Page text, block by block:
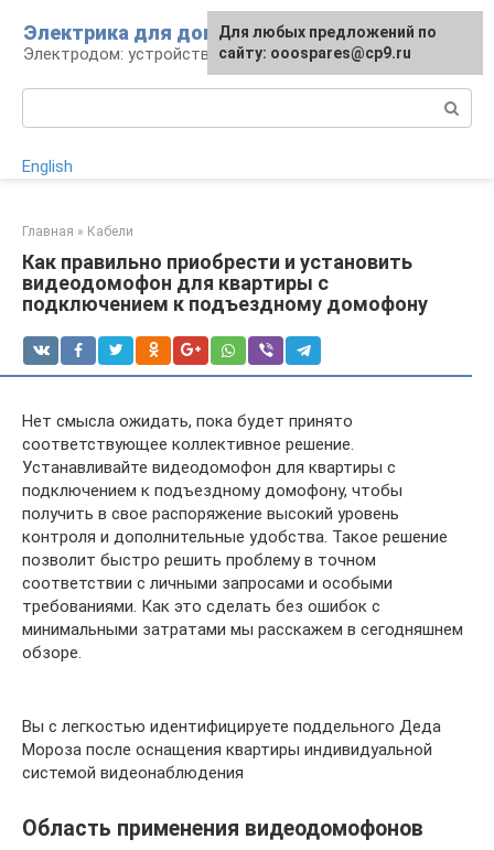
контенту
Электрика для дома
Электродом: устройства, кабели, ремонт
English
Главная » Кабели
Как правильно приобрести и установить
видеодомофон для квартиры с
подключением к подъездному домофону
Нет смысла ожидать, пока будет принято
соответствующее коллективное решение.
Устанавливайте видеодомофон для квартиры с
подключением к подъездному домофону, чтобы
получить в свое распоряжение высокий уровень
контроля и дополнительные удобства. Такое решение
позволит быстро решить проблему в точном
соответствии с личными запросами и особыми
требованиями. Как это сделать без ошибок с
минимальными затратами мы расскажем в сегодняшнем
обзоре.
Вы с легкостью идентифицируете поддельного Деда
Мороза после оснащения квартиры индивидуальной
системой видеонаблюдения
Область применения видеодомофонов
Для любых предложений по
сайту: ooospares@cp9.ru